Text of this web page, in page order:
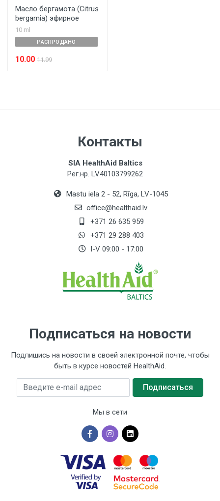
Масло бергамота (Citrus
bergamia) эфирное
10 ml
РАСПРОДАНО
10.00 11.99
Контакты
SIA HealthAid Baltics
Рег.нр. LV40103799262
Mastu iela 2 - 52, Rīga, LV-1045
office@healthaid.lv
+371 26 635 959
+371 29 288 403
I-V 09:00 - 17:00
Подписаться на новости
Подпишись на новости в своей электронной почте, чтобы
быть в курсе новостей HealthAid.
Введите e-mail адрес Подписаться
Мы в сети